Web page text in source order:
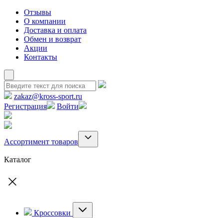
Отзывы
О компании
Доставка и оплата
Обмен и возврат
Акции
Контакты
zakaz@kross-sport.ru
Регистрация
Войти
Ассортимент товаров
Каталог
Кроссовки